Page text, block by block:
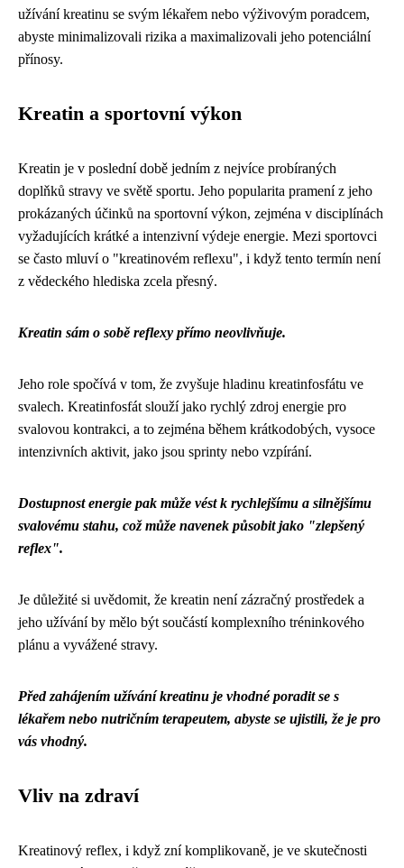
užívání kreatinu se svým lékařem nebo výživovým poradcem,
abyste minimalizovali rizika a maximalizovali jeho potenciální
přínosy.
Kreatin a sportovní výkon
Kreatin je v poslední době jedním z nejvíce probíraných
doplňků stravy ve světě sportu. Jeho popularita pramení z jeho
prokázaných účinků na sportovní výkon, zejména v disciplínách
vyžadujících krátké a intenzivní výdeje energie. Mezi sportovci
se často mluví o "kreatinovém reflexu", i když tento termín není
z vědeckého hlediska zcela přesný.
Kreatin sám o sobě reflexy přímo neovlivňuje.
Jeho role spočívá v tom, že zvyšuje hladinu kreatinfosfátu ve
svalech. Kreatinfosfát slouží jako rychlý zdroj energie pro
svalovou kontrakci, a to zejména během krátkodobých, vysoce
intenzivních aktivit, jako jsou sprinty nebo vzpírání.
Dostupnost energie pak může vést k rychlejšímu a silnějšímu
svalovému stahu, což může navenek působit jako "zlepšený
reflex".
Je důležité si uvědomit, že kreatin není zázračný prostředek a
jeho užívání by mělo být součástí komplexního tréninkového
plánu a vyvážené stravy.
Před zahájením užívání kreatinu je vhodné poradit se s
lékařem nebo nutričním terapeutem, abyste se ujistili, že je pro
vás vhodný.
Vliv na zdraví
Kreatinový reflex, i když zní komplikovaně, je ve skutečnosti